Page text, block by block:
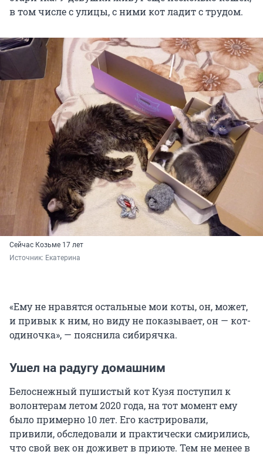
в том числе с улицы, с ними кот ладит с трудом.
Сейчас Козьме 17 лет
Источник: Екатерина
«Ему не нравятся остальные мои коты, он, может,
и привык к ним, но виду не показывает, он — кот-
одиночка», — пояснила сибирячка.
Ушел на радугу домашним
Белоснежный пушистый кот Кузя поступил к
волонтерам летом 2020 года, на тот момент ему
было примерно 10 лет. Его кастрировали,
привили, обследовали и практически смирились,
что свой век он доживет в приюте. Тем не менее в